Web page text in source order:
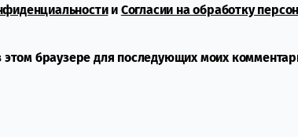
и Согласии на обработку
браузере для последующих моих